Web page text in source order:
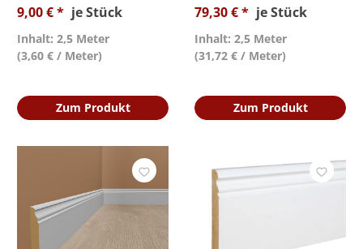
9,00 € * je Stück
Inhalt: 2,5 Meter
(3,60 € / Meter)
Zum Produkt
79,30 € * je Stück
Inhalt: 2,5 Meter
(31,72 € / Meter)
Zum Produkt